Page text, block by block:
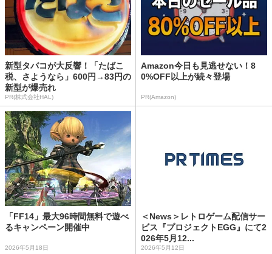
新型タバコが大反響！「たばこ
税、さようなら」600円→83円の
新型が爆売れ
PR(株式会社HAL)
Amazon今日も見逃せない！8
0%OFF以上が続々登場
PR(Amazon)
「FF14」最大96時間無料で遊べ
るキャンペーン開催中
2026年5月18日
＜News＞レトロゲーム配信サー
ビス『プロジェクトEGG』にて2
026年5月12...
2026年5月12日